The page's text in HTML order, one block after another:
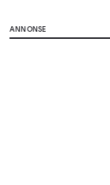
ANNONSE